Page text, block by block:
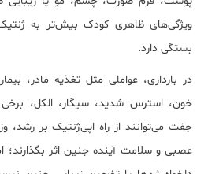
ویژگی‌های ظاهری کودک بیش‌تر به
بستگی دارد.
در بارداری، عواملی مثل تغذیه مادر،
خون، استرس شدید، سیگار، الکل،
جفت می‌توانند از راه اپی‌ژنتیک بر رشد،
عصبی و سلامت آینده جنین اثر بگذارند؛